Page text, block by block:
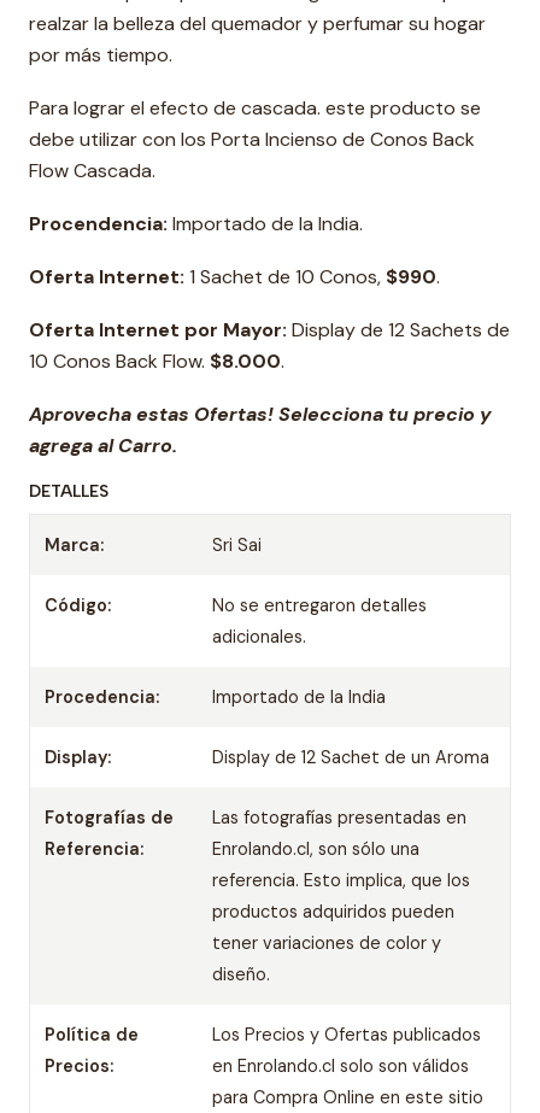
realzar la belleza del quemador y perfumar su hogar
por más tiempo.
Para lograr el efecto de cascada. este producto se
debe utilizar con los Porta Incienso de Conos Back
Flow Cascada.
Procendencia: Importado de la India.
Oferta Internet: 1 Sachet de 10 Conos, $990.
Oferta Internet por Mayor: Display de 12 Sachets de
10 Conos Back Flow. $8.000.
Aprovecha estas Ofertas! Selecciona tu precio y
agrega al Carro.
DETALLES
Marca: Sri Sai
Código:
No se entregaron detalles
adicionales.
Procedencia: Importado de la India
Display: Display de 12 Sachet de un Aroma
Fotografías de
Referencia:
Las fotografías presentadas en
Enrolando.cl, son sólo una
referencia. Esto implica, que los
productos adquiridos pueden
tener variaciones de color y
diseño.
Política de
Precios:
Los Precios y Ofertas publicados
en Enrolando.cl solo son válidos
para Compra Online en este sitio